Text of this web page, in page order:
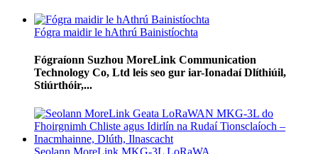
Fógra maidir le hAthrú Bainistíochta
Fógraíonn Suzhou MoreLink Communication
Technology Co, Ltd leis seo gur iar-Ionadaí Dlíthiúil,
Stiúrthóir,...
Seolann MoreLink MKG-3L LoRaWA...